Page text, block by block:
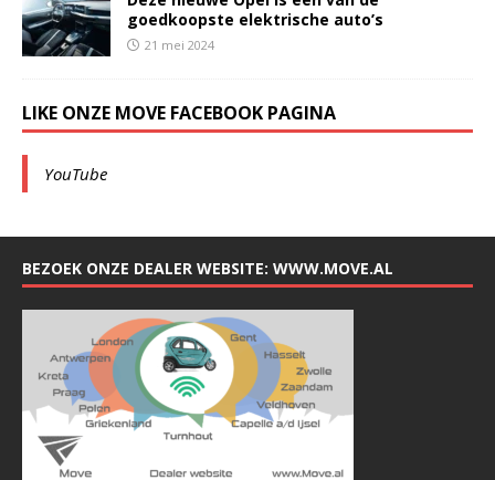
goedkoopste elektrische auto’s
21 mei 2024
LIKE ONZE MOVE FACEBOOK PAGINA
YouTube
BEZOEK ONZE DEALER WEBSITE: WWW.MOVE.AL